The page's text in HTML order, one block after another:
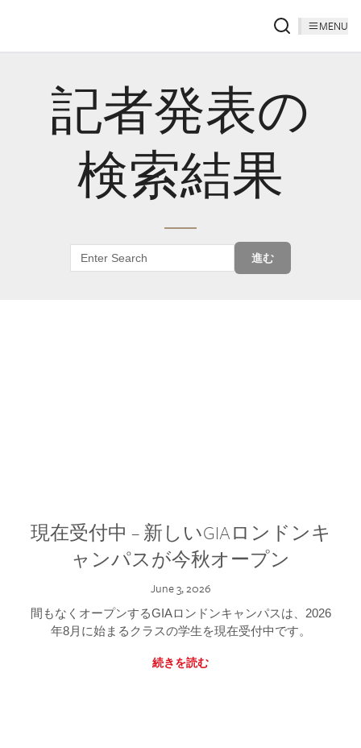
MENU
記者発表の
検索結果
進む
現在受付中 – 新しいGIAロンドンキ
ャンパスが今秋オープン
June 3, 2026
間もなくオープンするGIAロンドンキャンパスは、2026
年8月に始まるクラスの学生を現在受付中です。
続きを読む